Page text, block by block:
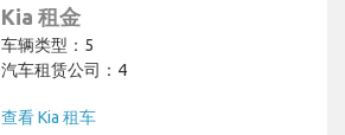
Kia 租金
车辆类型：5
汽车租赁公司：4
查看 Kia 租车